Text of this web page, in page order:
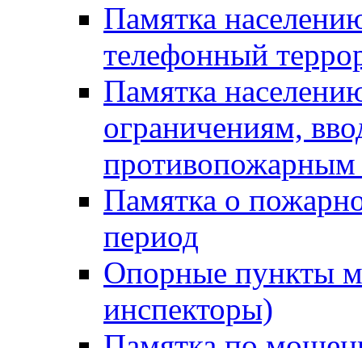
Памятка
телефонный
Памятка
ограничениям,
Памятка о
период
Опорные пункты
инспекторы)